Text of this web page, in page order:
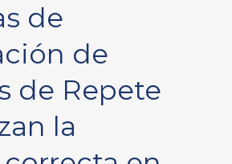
de
de
de Repete
la